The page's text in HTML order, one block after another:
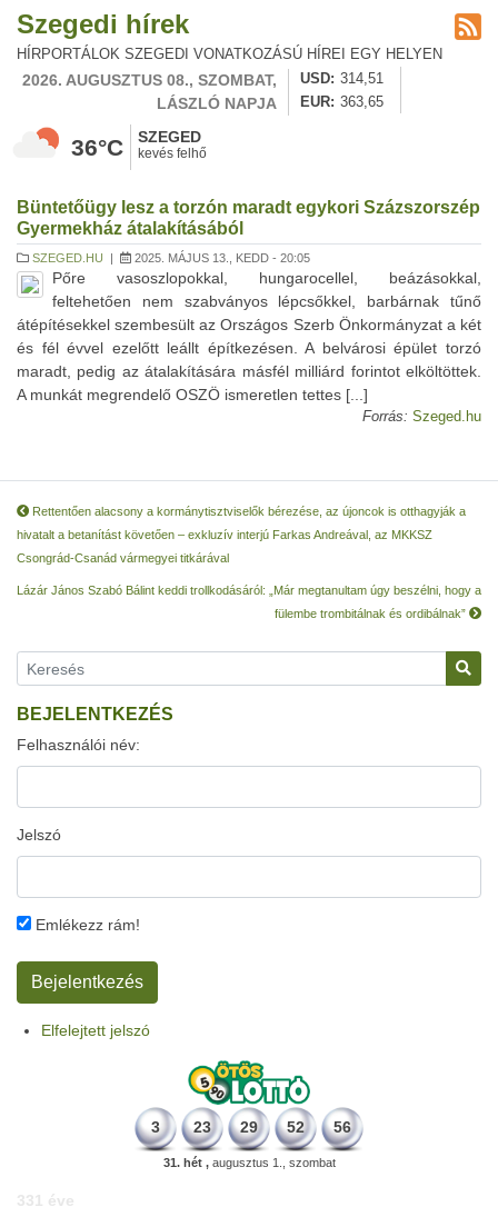
Szegedi hírek
HÍRPORTÁLOK SZEGEDI VONATKOZÁSÚ HÍREI EGY HELYEN
2026. AUGUSZTUS 08., SZOMBAT,
LÁSZLÓ NAPJA
USD
314,51
EUR
363,65
36°C SZEGED
kevés felhő
Büntetőügy lesz a torzón maradt egykori Százszorszép
Gyermekház átalakításából
SZEGED.HU | 2025. MÁJUS 13., KEDD - 20:05
Pőre vasoszlopokkal, hungarocellel, beázásokkal,
feltehetően nem szabványos lépcsőkkel, barbárnak tűnő
átépítésekkel szembesült az Országos Szerb Önkormányzat a két
és fél évvel ezelőtt leállt építkezésen. A belvárosi épület torzó
maradt, pedig az átalakítására másfél milliárd forintot elköltöttek.
A munkát megrendelő OSZÖ ismeretlen tettes [...]
Forrás: Szeged.hu
Rettentően alacsony a kormánytisztviselők bérezése, az újoncok is otthagyják a
hivatalt a betanítást követően – exkluzív interjú Farkas Andreával, az MKKSZ
Csongrád-Csanád vármegyei titkárával
Lázár János Szabó Bálint keddi trollkodásáról: „Már megtanultam úgy beszélni, hogy a
fülembe trombitálnak és ordibálnak”
BEJELENTKEZÉS
Felhasználói név:
Jelszó
Emlékezz rám!
Elfelejtett jelszó
3 23 29 52 56
31. hét ,augusztus 1., szombat
331 éve